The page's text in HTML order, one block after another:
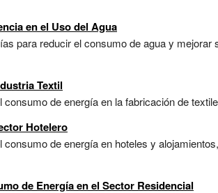
en el Uso del Agua
para reducir el consumo de agua y
Textil
de energía en la fabricación de
Hotelero
de energía en hoteles y
de Energía en el Sector Residencial